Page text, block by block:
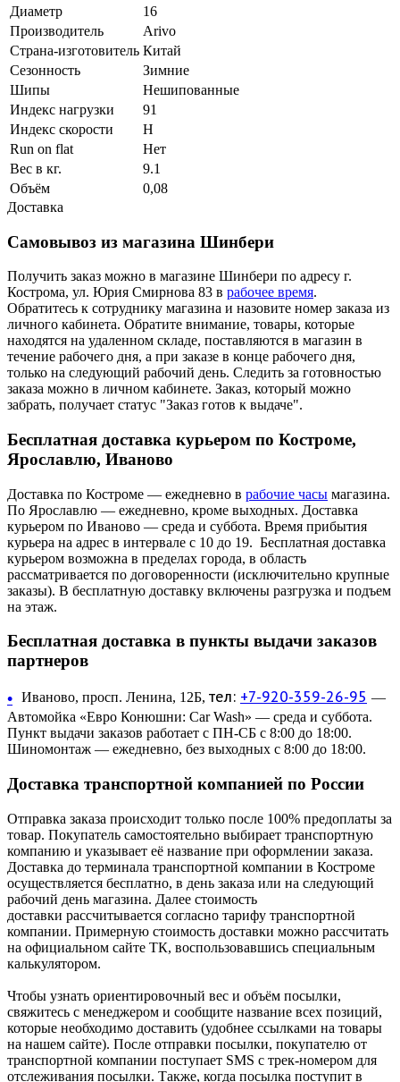
Диаметр
16
Производитель
Arivo
Страна-изготовитель Китай
Сезонность
Зимние
Шипы
Нешипованные
Индекс нагрузки
91
Индекс скорости
H
Run on flat
Нет
Вес в кг.
9.1
Объём
0,08
Доставка
Самовывоз из магазина Шинбери
Получить заказ можно в магазине Шинбери по адресу г.
Кострома, ул. Юрия Смирнова 83 в рабочее время.
Обратитесь к сотруднику магазина и назовите номер заказа из
личного кабинета. Обратите внимание, товары, которые
находятся на удаленном складе, поставляются в магазин в
течение рабочего дня, а при заказе в конце рабочего дня,
только на следующий рабочий день. Следить за готовностью
заказа можно в личном кабинете. Заказ, который можно
забрать, получает статус "Заказ готов к выдаче".
Бесплатная доставка курьером по Костроме,
Ярославлю, Иваново
Доставка по Костроме — ежедневно в рабочие часы магазина.
По Ярославлю — ежедневно, кроме выходных. Доставка
курьером по Иваново — среда и суббота. Время прибытия
курьера на адрес в интервале с 10 до 19. Бесплатная доставка
курьером возможна в пределах города, в область
рассматривается по договоренности (исключительно крупные
заказы). В бесплатную доставку включены разгрузка и подъем
на этаж.
Бесплатная доставка в пункты выдачи заказов
партнеров
• Иваново, просп. Ленина, 12Б, тел: +7-920-359-26-95 —
Автомойка «Евро Конюшни: Car Wash» — среда и суббота.
Пункт выдачи заказов работает с ПН-СБ с 8:00 до 18:00.
Шиномонтаж — ежедневно, без выходных с 8:00 до 18:00.
Доставка транспортной компанией по России
Отправка заказа происходит только после 100% предоплаты за
товар. Покупатель самостоятельно выбирает транспортную
компанию и указывает её название при оформлении заказа.
Доставка до терминала транспортной компании в Костроме
осуществляется бесплатно, в день заказа или на следующий
рабочий день магазина. Далее стоимость
доставки рассчитывается согласно тарифу транспортной
компании. Примерную стоимость доставки можно рассчитать
на официальном сайте ТК, воспользовавшись специальным
калькулятором.
Чтобы узнать ориентировочный вес и объём посылки,
свяжитесь с менеджером и сообщите название всех позиций,
которые необходимо доставить (удобнее ссылками на товары
на нашем сайте). После отправки посылки, покупателю от
транспортной компании поступает SMS с трек-номером для
отслеживания посылки. Также, когда посылка поступит в